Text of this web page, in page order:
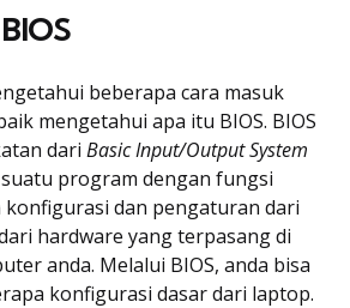
beberapa cara masuk
mengetahui apa itu BIOS. BIOS
dari Basic Input/Output System
program dengan fungsi
dan pengaturan dari
hardware yang terpasang di
anda. Melalui BIOS, anda bisa
konfigurasi dasar dari laptop.